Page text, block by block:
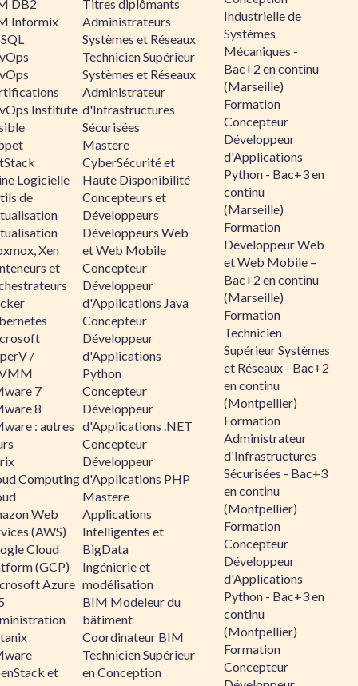
DB2
Informix
Institute
Logicielle
de
Xen
et
/
7
8
: autres
Computing
Web
(AWS)
Cloud
(GCP)
Azure
et
Titres diplômants
Administrateurs
Systèmes et Réseaux
Technicien Supérieur
Systèmes et Réseaux
Administrateur
d'Infrastructures
Sécurisées
Mastere
CyberSécurité et
Haute Disponibilité
Concepteurs et
Développeurs
Développeurs Web
et Web Mobile
Concepteur
Développeur
d'Applications Java
Concepteur
Développeur
d'Applications
Python
Concepteur
Développeur
d'Applications .NET
Concepteur
Développeur
d'Applications PHP
Mastere
Applications
Intelligentes et
BigData
Ingénierie et
modélisation
BIM Modeleur du
bâtiment
Coordinateur BIM
Technicien Supérieur
en Conception
Industrielle de
Systèmes
Mécaniques -
Bac+2 en continu
(Marseille)
Formation
Concepteur
Développeur
d'Applications
Python - Bac+3 en
continu
(Marseille)
Formation
Développeur Web
et Web Mobile –
Bac+2 en continu
(Marseille)
Formation
Technicien
Supérieur Systèmes
et Réseaux - Bac+2
en continu
(Montpellier)
Formation
Administrateur
d'Infrastructures
Sécurisées - Bac+3
en continu
(Montpellier)
Formation
Concepteur
Développeur
d'Applications
Python - Bac+3 en
continu
(Montpellier)
Formation
Concepteur